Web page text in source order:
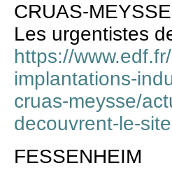
CRUAS-MEYSSE
Les urgentistes
https://
implantations-
cruas-meysse/
decouvrent-le-
FESSENHEIM